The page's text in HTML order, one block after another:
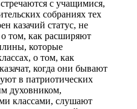
с учащимися,
собраниях тех
казачий статус, не
том, как расширяют
которые
о том, как
когда они бывают
в патриотических
духовником,
классами, слушают